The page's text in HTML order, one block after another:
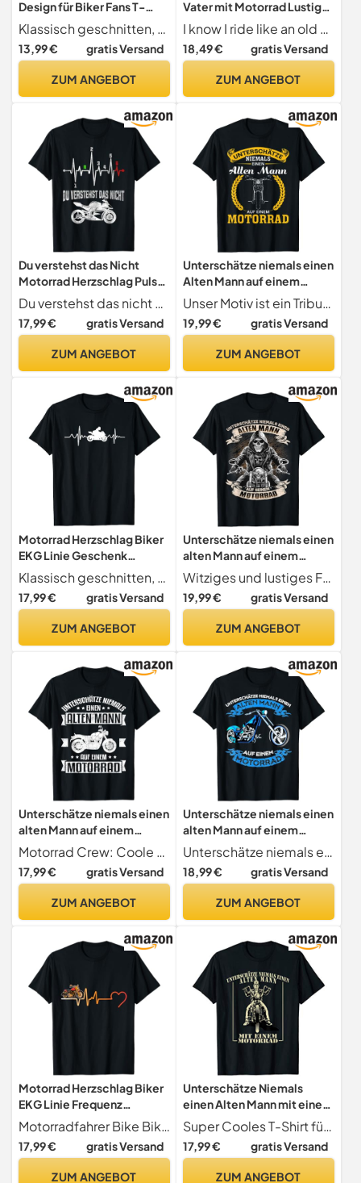
Design für Biker Fans T-
Shirt
Klassisch geschnitten, doppelt genähter Saum.
13,99 € gratis Versand
ZUM ANGEBOT
Vater mit Motorrad Lustiges
Hemd T-Shirt
I know I ride like an old man try to keep up shirt. Das T-Shirt zum Vatertag mit Einteiler, Outfits, Socken, Uniformen, Handschuhe, Leggings. motocr
18,49 € gratis Versand
ZUM ANGEBOT
Du verstehst das Nicht
Motorrad Herzschlag Puls
Supersport T-Shirt
Du verstehst das nicht Motorrad Herzschlag Puls
17,99 € gratis Versand
ZUM ANGEBOT
Unterschätze niemals einen
Alten Mann auf einem
Motorrad T-Shirt
Unser Motiv ist ein Tribut an die grenzenlose Freiheit und die zeitlose Abenteuerlust, die das Motorradfahren verkörpert. Dieses einzigartige Design zeigt ein imposantes Motorrad, begleitet von der kraftvollen Botschaft, die unter die Haut geht.
19,99 € gratis Versand
ZUM ANGEBOT
Motorrad Herzschlag Biker
EKG Linie Geschenk
Motorradfahrer T-Shirt
Klassisch geschnitten, doppelt genähter Saum.
17,99 € gratis Versand
ZUM ANGEBOT
Unterschätze niemals einen
alten Mann auf einem
Motorrad T-Shirt
Witziges und lustiges Fun Motiv für den Vater, Großvater, Opa, Onkel, Ehemann oder Sohn der gerne Motorrad fährt und auf Bikes steht. Sarkastisches Statement für den coolen alten Mann der in einem Motorradclub ist..
19,99 € gratis Versand
ZUM ANGEBOT
Unterschätze niemals einen
alten Mann auf einem
Motorrad! T-Shirt
Motorrad Crew: Coole Designs für Motorrad Fans
17,99 € gratis Versand
ZUM ANGEBOT
Unterschätze niemals einen
alten Mann auf einem
Motorrad T-Shirt
Unterschätze niemals einen alten Mann auf einem Motorrad.
18,99 € gratis Versand
ZUM ANGEBOT
Motorrad Herzschlag Biker
EKG Linie Frequenz
Motorradfahrer T-Shirt
Motorradfahrer Bike Bikerin Motorrad Geschenk Gift
17,99 € gratis Versand
ZUM ANGEBOT
Unterschätze Niemals
einen Alten Mann mit einem
Motorrad T-Shirt
Super Cooles T-Shirt für alle Männer die einfach gerne Motorrad fahren und es den Jungen zeigen möchten. Der Lustige Spruch, Unterschätze niemals einen alten Mann mit einem Motorrad. Schönes Geschenk als T-Shirt für alle Biker.
17,99 € gratis Versand
ZUM ANGEBOT